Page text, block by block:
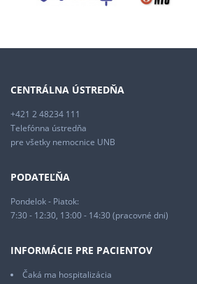
CENTRÁLNA ÚSTREDŇA
+421 2 48234 111
Telefónna ústredňa
pre všetky nemocnice UNB
PODATEĽŇA
Pondelok - Piatok:
7:30 - 12:30, 13:00 - 14:30 (pracovné dni)
INFORMÁCIE PRE PACIENTOV
Čaká ma hospitalizácia